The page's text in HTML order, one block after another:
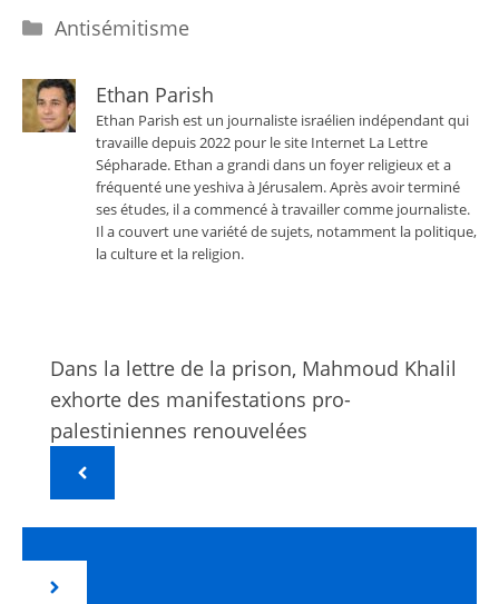
Catégories
Antisémitisme
Ethan Parish
Ethan Parish est un journaliste israélien indépendant qui
travaille depuis 2022 pour le site Internet La Lettre
Sépharade. Ethan a grandi dans un foyer religieux et a
fréquenté une yeshiva à Jérusalem. Après avoir terminé
ses études, il a commencé à travailler comme journaliste.
Il a couvert une variété de sujets, notamment la politique,
la culture et la religion.
Dans la lettre de la prison, Mahmoud Khalil
exhorte des manifestations pro-
palestiniennes renouvelées